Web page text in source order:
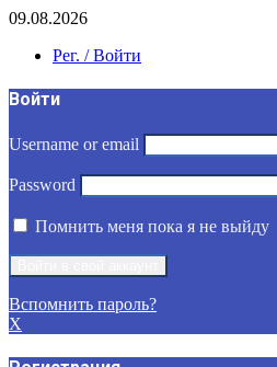
09.08.2026
Рег. / Войти
Войти
Username or email
Password
Помнить меня пока я не выйду
Вспомнить пароль?
X